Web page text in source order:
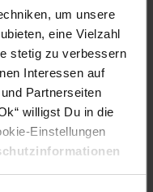
um unsere
eine Vielzahl
stetig zu verbessern
Interessen auf
Partnerseiten
willigst Du in die
Einstellungen
Bordsteinkante. Keine